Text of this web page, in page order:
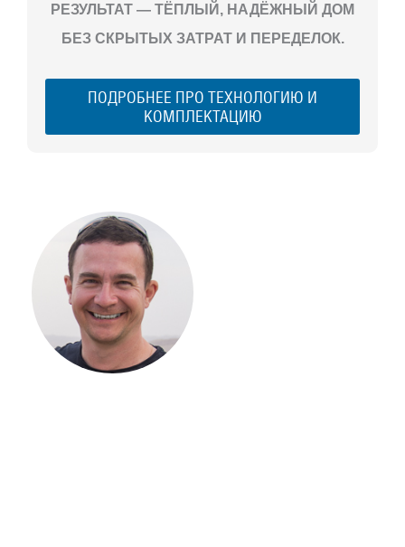
РЕЗУЛЬТАТ — ТЁПЛЫЙ, НАДЁЖНЫЙ ДОМ
БЕЗ СКРЫТЫХ ЗАТРАТ И ПЕРЕДЕЛОК.
ПОДРОБНЕЕ ПРО ТЕХНОЛОГИЮ И
КОМПЛЕКТАЦИЮ